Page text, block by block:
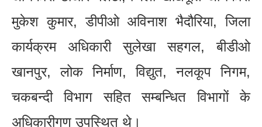
मुकेश कुमार, डीपीओ अविनाश भैदौरिया, जिला
कार्यक्रम अधिकारी सुलेखा सहगल, बीडीओ
खानपुर, लोक निर्माण, विद्युत, नलकूप निगम,
चकबन्दी विभाग सहित सम्बन्धित विभागों के
अधिकारीगण उपस्थित थे।